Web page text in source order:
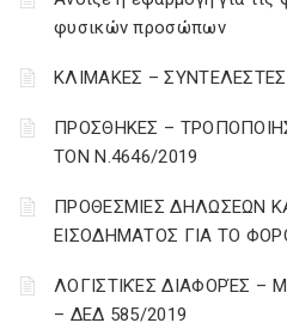
φυσικών προσώπων
ΚΛΙΜΑΚΕΣ –
ΠΡΟΣΘΗΚΕΣ –
ΤΟΝ Ν.4646/2019
ΠΡΟΘΕΣΜΙΕΣ ΔΗΛΩΣΕΩΝ
ΕΙΣΟΔΗΜΑΤΟΣ ΓΙΑ ΤΟ
ΛΟΓΙΣΤΙΚΈΣ ΔΙΑΦΟΡΈΣ –
– ΔΕΔ 585/2019